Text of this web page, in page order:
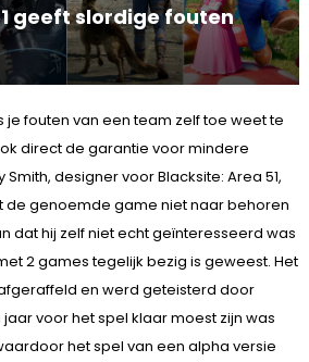
geeft slordige fouten
je fouten van een team zelf toe weet te
direct de garantie voor mindere
designer voor Blacksite: Area 51,
de genoemde game niet naar behoren
dat hij zelf niet echt geïnteresseerd was
2 games tegelijk bezig is geweest. Het
en werd geteisterd door
voor het spel klaar moest zijn was
het spel van een alpha versie